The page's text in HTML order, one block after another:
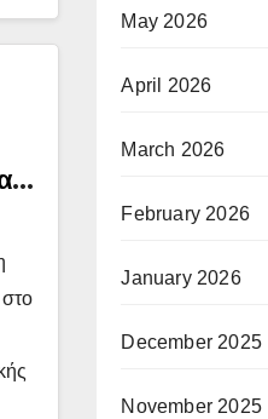
May 2026
April 2026
March 2026
February 2026
January 2026
December 2025
November 2025